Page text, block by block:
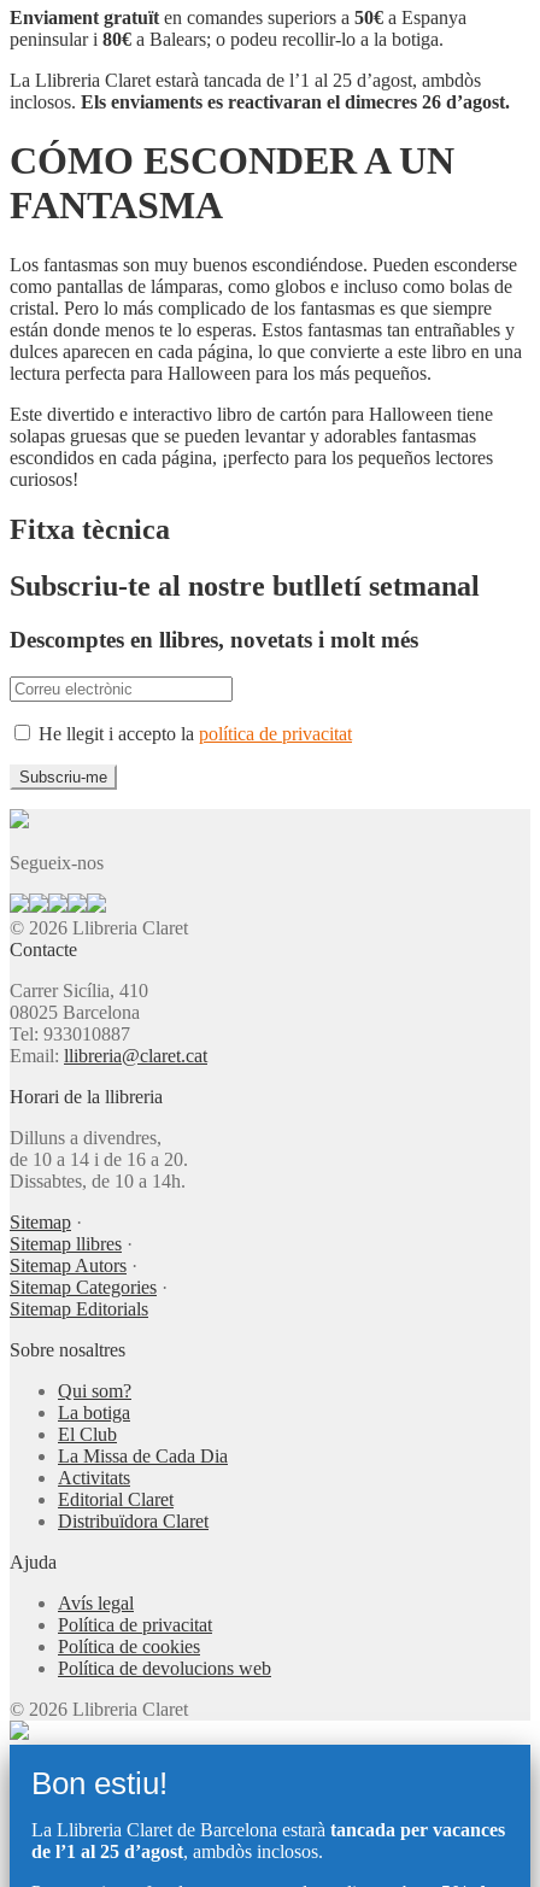
Enviament gratuït en comandes superiors a 50€ a Espanya
peninsular i 80€ a Balears; o podeu recollir-lo a la botiga.
La Llibreria Claret estarà tancada de l’1 al 25 d’agost, ambdòs
inclosos. Els enviaments es reactivaran el dimecres 26 d’agost.
CÓMO ESCONDER A UN
FANTASMA
Los fantasmas son muy buenos escondiéndose. Pueden esconderse
como pantallas de lámparas, como globos e incluso como bolas de
cristal. Pero lo más complicado de los fantasmas es que siempre
están donde menos te lo esperas. Estos fantasmas tan entrañables y
dulces aparecen en cada página, lo que convierte a este libro en una
lectura perfecta para Halloween para los más pequeños.
Este divertido e interactivo libro de cartón para Halloween tiene
solapas gruesas que se pueden levantar y adorables fantasmas
escondidos en cada página, ¡perfecto para los pequeños lectores
curiosos!
Fitxa tècnica
Subscriu-te al nostre butlletí setmanal
Descomptes en llibres, novetats i molt més
He llegit i accepto la política de privacitat
Segueix-nos
© 2026 Llibreria Claret
Contacte
Carrer Sicília, 410
08025 Barcelona
Tel: 933010887
Email: llibreria@claret.cat
Horari de la llibreria
Dilluns a divendres,
de 10 a 14 i de 16 a 20.
Dissabtes, de 10 a 14h.
Sitemap ·
Sitemap llibres ·
Sitemap Autors ·
Sitemap Categories ·
Sitemap Editorials
Sobre nosaltres
Qui som?
La botiga
El Club
La Missa de Cada Dia
Activitats
Editorial Claret
Distribuïdora Claret
Ajuda
Avís legal
Política de privacitat
Política de cookies
Política de devolucions web
© 2026 Llibreria Claret
Bon estiu!
La Llibreria Claret de Barcelona estarà tancada per vacances
de l’1 al 25 d’agost, ambdòs inclosos.